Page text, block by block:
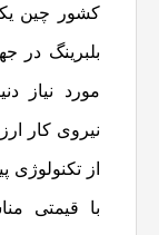
کشور چین
بلبرینگ در
مورد نیاز
نیروی کار
از تکنولوژی
با قیمتی